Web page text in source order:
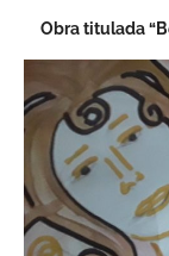
Obra titulada